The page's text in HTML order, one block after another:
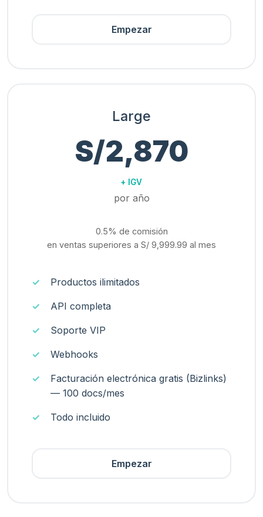
Empezar
Large
S/2,870
+ IGV
por año
0.5% de comisión
en ventas superiores a S/ 9,999.99 al mes
Productos ilimitados
API completa
Soporte VIP
Webhooks
Facturación electrónica gratis (Bizlinks)
— 100 docs/mes
Todo incluido
Empezar